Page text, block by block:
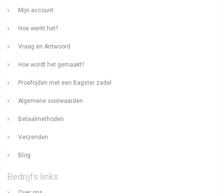
Mijn account
Hoe werkt het?
Vraag en Antwoord
Hoe wordt het gemaakt?
Proefrijden met een Bagster zadel
Algemene voorwaarden
Betaalmethoden
Verzenden
Blog
Bedrijfs links